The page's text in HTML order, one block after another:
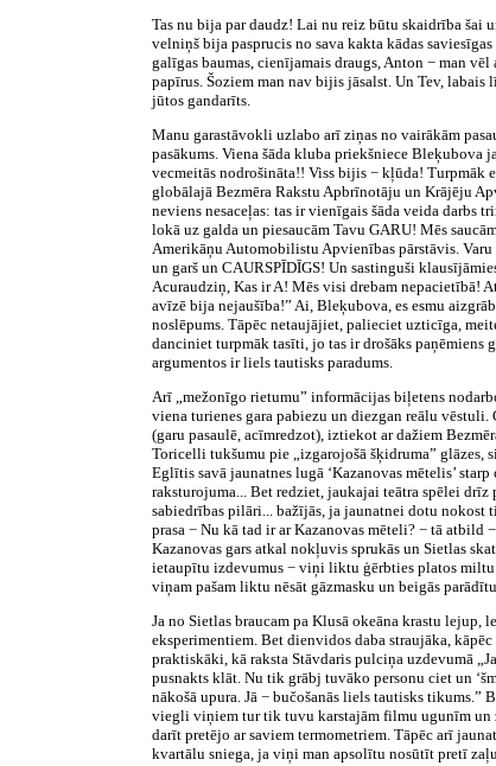
Tas nu bija par daudz! Lai nu reiz būtu skaidrība šai
velniņš bija pasprucis no sava kakta kādas
galīgas baumas, cienījamais draugs, Anton − man
papīrus. Šoziem man nav bijis jāsalst. Un Tev,
jūtos gandarīts.
Manu garastāvokli uzlabo arī ziņas no vairākām
pasākums. Viena šāda kluba priekšniece
vecmeitās nodrošināta!! Viss bijis − kļūda! Turpmāk
globālajā Bezmēra Rakstu Apbrīnotāju un Krājēju
neviens nesaceļas: tas ir vienīgais šāda veida darbs
lokā uz galda un piesaucām Tavu GARU! Mēs
Amerikāņu Automobilistu Apvienības pārstāvis.
un garš un CAURSPĪDĪGS! Un sastinguši
Acuraudziņ, Kas ir A! Mēs visi drebam nepacietībā!
avīzē bija nejaušība!” Ai, Bleķubova, es esmu
noslēpums. Tāpēc netaujājiet, palieciet uzticīga,
danciniet turpmāk tasīti, jo tas ir drošāks paņēmiens
argumentos ir liels tautisks paradums.
Arī „mežonīgo rietumu” informācijas biļetens
viena turienes gara pabiezu un diezgan reālu vēstuli.
(garu pasaulē, acīmredzot), iztiekot ar dažiem
Toricelli tukšumu pie „izgarojošā šķidruma” glāzes,
Eglītis savā jaunatnes lugā ‘Kazanovas mētelis’
raksturojuma... Bet redziet, jaukajai teātra spēlei drīz
sabiedrības pilāri... bažījās, ja jaunatnei dotu
prasa − Nu kā tad ir ar Kazanovas mēteli? − tā
Kazanovas gars atkal nokļuvis sprukās un Sietlas
ietaupītu izdevumus − viņi liktu ģērbties platos
viņam pašam liktu nēsāt gāzmasku un beigās
Ja no Sietlas braucam pa Klusā okeāna krastu
eksperimentiem. Bet dienvidos daba straujāka,
praktiskāki, kā raksta Stāvdaris pulciņa uzdevumā
pusnakts klāt. Nu tik grābj tuvāko personu ciet un
nākošā upura. Jā − bučošanās liels tautisks tikums.”
viegli viņiem tur tik tuvu karstajām filmu ugunīm un
darīt pretējo ar saviem termometriem. Tāpēc arī
kvartālu sniega, ja viņi man apsolītu nosūtīt pretī